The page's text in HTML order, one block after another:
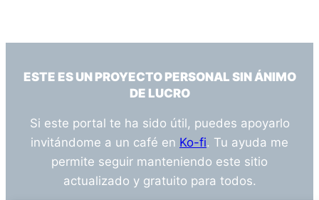
ESTE ES UN PROYECTO PERSONAL SIN ÁNIMO
DE LUCRO
Si este portal te ha sido útil, puedes apoyarlo
invitándome a un café en Ko-fi. Tu ayuda me
permite seguir manteniendo este sitio
actualizado y gratuito para todos.